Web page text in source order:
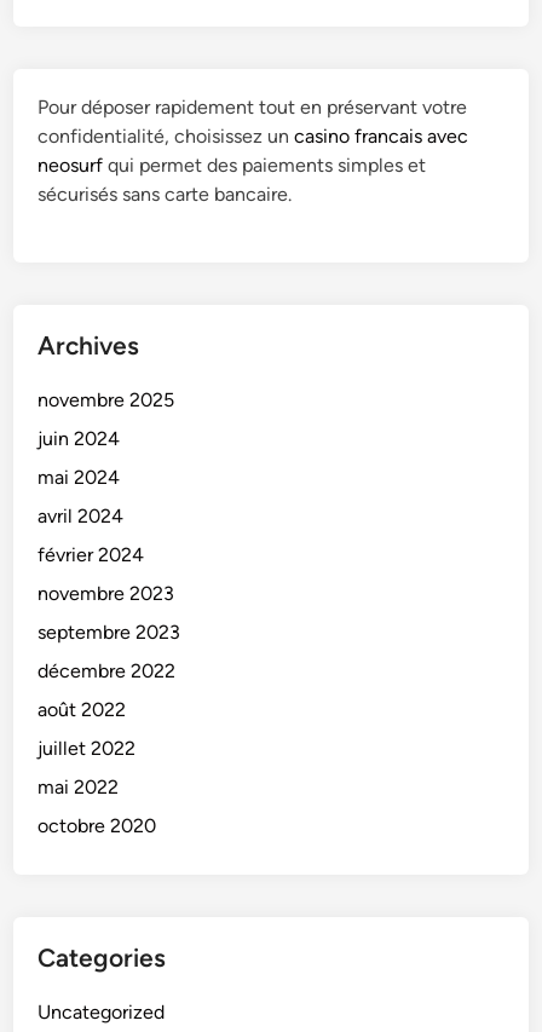
Pour déposer rapidement tout en préservant votre
confidentialité, choisissez uncasino francais avec
neosurf qui permet des paiements simples et
sécurisés sans carte bancaire.
Archives
novembre 2025
juin 2024
mai 2024
avril 2024
février 2024
novembre 2023
septembre 2023
décembre 2022
août 2022
juillet 2022
mai 2022
octobre 2020
Categories
Uncategorized